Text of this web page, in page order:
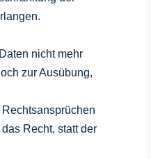
nicht mehr
zur Ausübung,
Recht, statt der